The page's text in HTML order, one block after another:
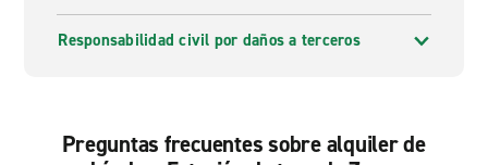
Responsabilidad civil por daños a terceros
Preguntas frecuentes sobre alquiler de